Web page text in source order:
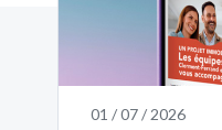
01 / 07 / 2026